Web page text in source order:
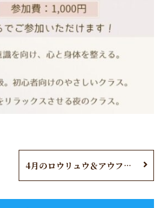
4月のロウリュウ＆アウフグース